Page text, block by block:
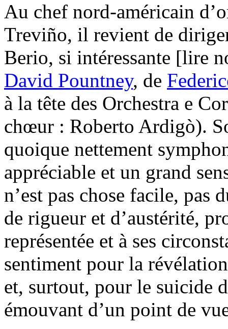
Au chef nord-américain
Treviño, il revient de
Berio, si intéressante [lire
David Pountney, de
à la tête des Orchestra e
chœur : Roberto Ardigò).
quoique nettement
appréciable et un grand
n’est pas chose facile,
de rigueur et d’austérité,
représentée et à ses
sentiment pour la
et, surtout, pour le suicide
émouvant d’un point de